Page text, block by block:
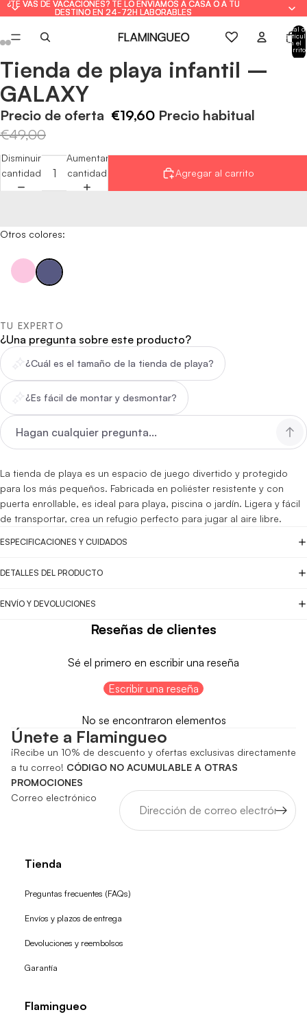
¿TE VAS DE VACACIONES? TE LO ENVIAMOS A CASA O A TU
DESTINO EN 24-72H LABORABLES
¿TE VAS DE VACACIONES? TE LO ENVIAMOS A CASA O A TU
DESTINO EN 24-72H LABORABLES
Total
en el
carrito:
Abrir
imagen
a
pantalla
Abrir
imagen
a
pantalla
Abrir
imagen
a
pantalla
Abrir
imagen
a
pantalla
Abrir
imagen
a
pantalla
Abrir
imagen
a
pantalla
Tienda de playa infantil –
GALAXY
Precio de oferta €19,60 Precio habitual
€49,00
Disminuir
cantidad
Aumentar
cantidad
Agregar al carrito
Otros colores:
TU EXPERTO
¿Una pregunta sobre este producto?
¿Cuál es el tamaño de la tienda de playa?
¿Es fácil de montar y desmontar?
La tienda de playa es un espacio de juego divertido y protegido
para los más pequeños. Fabricada en poliéster resistente y con
puerta enrollable, es ideal para playa, piscina o jardín. Ligera y fácil
de transportar, crea un refugio perfecto para jugar al aire libre.
ESPECIFICACIONES Y CUIDADOS
DETALLES DEL PRODUCTO
ENVÍO Y DEVOLUCIONES
Reseñas de clientes
Sé el primero en escribir una reseña
Escribir una reseña
No se encontraron elementos
Únete a Flamingueo
¡Recibe un 10% de descuento y ofertas exclusivas directamente
a tu correo! CÓDIGO NO ACUMULABLE A OTRAS
PROMOCIONES
Correo electrónico
Tienda
Preguntas frecuentes (FAQs)
Envíos y plazos de entrega
Devoluciones y reembolsos
Garantía
Flamingueo